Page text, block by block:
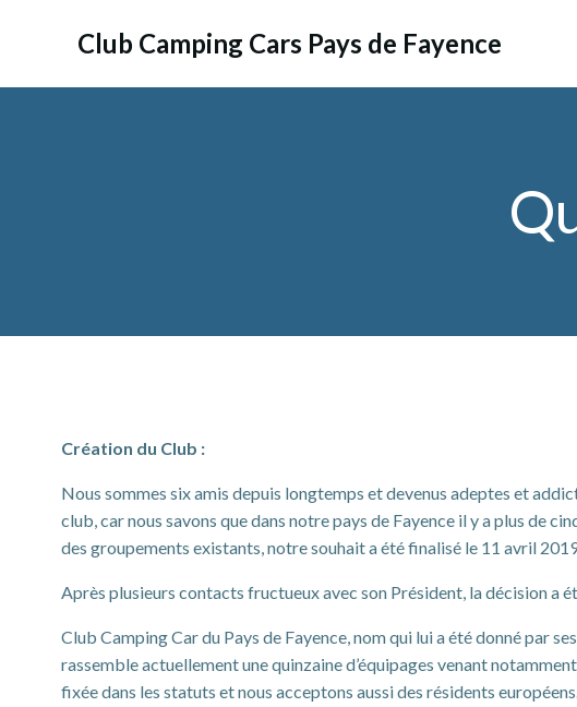
Club Camping Cars Pays de Fayence
Création du Club :
Nous sommes six amis depuis longtemps et devenus adeptes et
club, car nous savons que dans notre pays de Fayence il y a plus de
des groupements existants, notre souhait a été finalisé le 11 avril
Après plusieurs contacts fructueux avec son Président, la décision a
Club Camping Car du Pays de Fayence, nom qui lui a été donné par
rassemble actuellement une quinzaine d’équipages venant
fixée dans les statuts et nous acceptons aussi des résidents